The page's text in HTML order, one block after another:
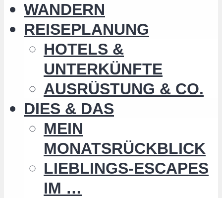
WANDERN
REISEPLANUNG
HOTELS &
UNTERKÜNFTE
AUSRÜSTUNG & CO.
DIES & DAS
MEIN
MONATSRÜCKBLICK
LIEBLINGS-ESCAPES
IM …